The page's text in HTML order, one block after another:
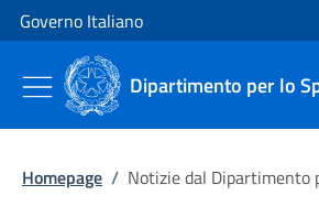
Vai al contenuto
Vai alla navigazione del sito
Governo Italiano
Dipartimento per lo
Homepage / Notizie dal Dipartimento